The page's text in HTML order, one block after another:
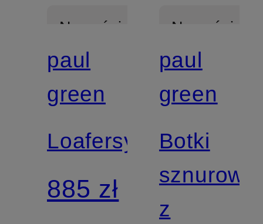
Nowości
Z
certyfikatem
paul
green
Loafersy
885 zł
Nowości
Z
certyfikatem
paul
green
Botki
z